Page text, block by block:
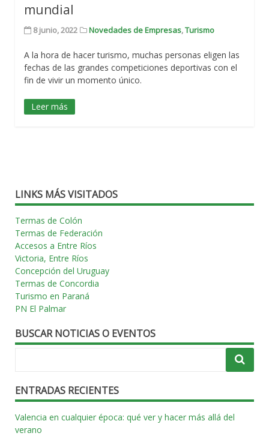
mundial
8 junio, 2022 Novedades de Empresas,Turismo
A la hora de hacer turismo, muchas personas eligen las
fechas de las grandes competiciones deportivas con el
fin de vivir un momento único.
Leer más
LINKS MÁS VISITADOS
Termas de Colón
Termas de Federación
Accesos a Entre Ríos
Victoria, Entre Ríos
Concepción del Uruguay
Termas de Concordia
Turismo en Paraná
PN El Palmar
BUSCAR NOTICIAS O EVENTOS
ENTRADAS RECIENTES
Valencia en cualquier época: qué ver y hacer más allá del
verano